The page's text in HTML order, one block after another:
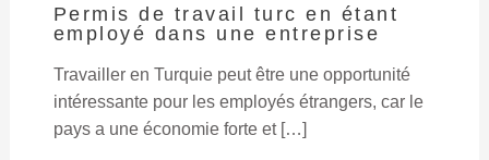
Permis de travail turc en étant
employé dans une entreprise
Travailler en Turquie peut être une opportunité
intéressante pour les employés étrangers, car le
pays a une économie forte et […]